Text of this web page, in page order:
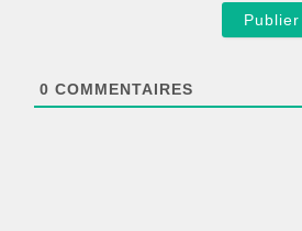
0 COMMENTAIRES